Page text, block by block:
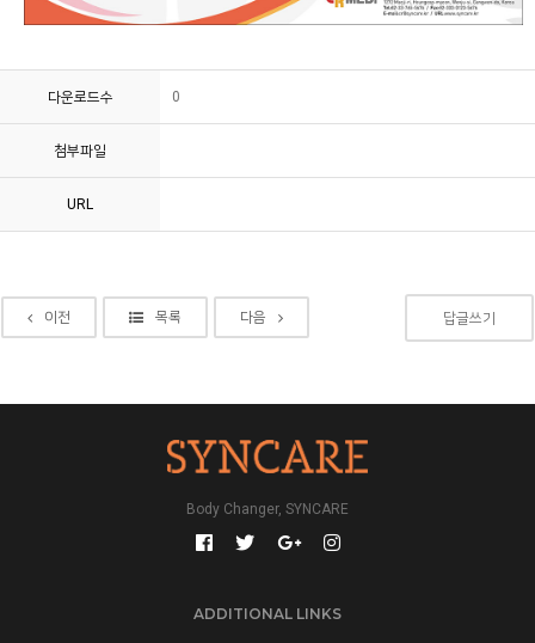
다운로드수 0
첨부파일
URL
이전 목록 다음 답글쓰기
Body Changer, SYNCARE
ADDITIONAL LINKS